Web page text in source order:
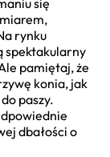
się
rynku
spektakularny
pamiętaj, że
konia, jak
paszy.
dbałości o